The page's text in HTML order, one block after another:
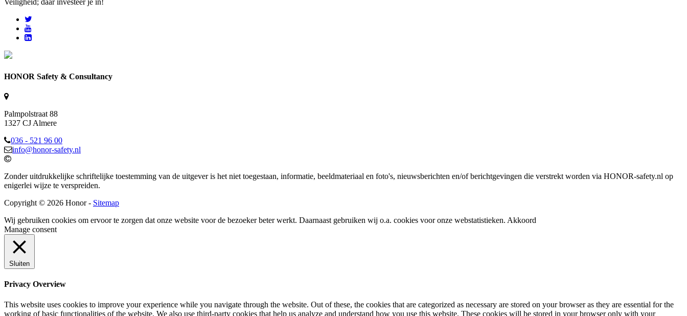
Veiligheid; daar investeer je in!
HONOR Safety & Consultancy
Palmpolstraat 88
1327 CJ Almere
036 - 521 96 00
info@honor-safety.nl
Zonder uitdrukkelijke schriftelijke toestemming van de uitgever is het niet toegestaan, informatie, beeldmateriaal en foto's, nieuwsberichten en/of berichtgevingen die verstrekt worden via HONOR-safety.nl op
enigerlei wijze te verspreiden.
Copyright © 2026 Honor - Sitemap
Wij gebruiken cookies om ervoor te zorgen dat onze website voor de bezoeker beter werkt. Daarnaast gebruiken wij o.a. cookies voor onze webstatistieken. Akkoord
Manage consent
Sluiten
Privacy Overview
This website uses cookies to improve your experience while you navigate through the website. Out of these, the cookies that are categorized as necessary are stored on your browser as they are essential for the
working of basic functionalities of the website. We also use third-party cookies that help us analyze and understand how you use this website. These cookies will be stored in your browser only with your